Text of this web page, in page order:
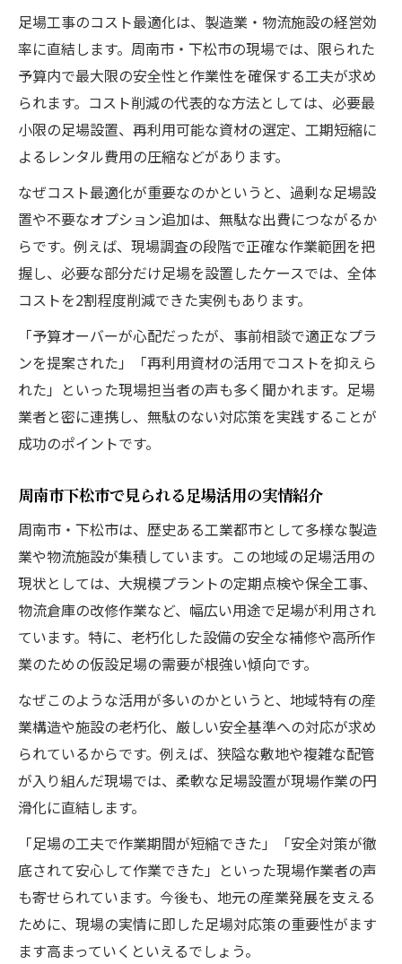
足場工事のコスト最適化は、製造業・物流施設の経営効
率に直結します。周南市・下松市の現場では、限られた
予算内で最大限の安全性と作業性を確保する工夫が求め
られます。コスト削減の代表的な方法としては、必要最
小限の足場設置、再利用可能な資材の選定、工期短縮に
よるレンタル費用の圧縮などがあります。
なぜコスト最適化が重要なのかというと、過剰な足場設
置や不要なオプション追加は、無駄な出費につながるか
らです。例えば、現場調査の段階で正確な作業範囲を把
握し、必要な部分だけ足場を設置したケースでは、全体
コストを2割程度削減できた実例もあります。
「予算オーバーが心配だったが、事前相談で適正なプラ
ンを提案された」「再利用資材の活用でコストを抑えら
れた」といった現場担当者の声も多く聞かれます。足場
業者と密に連携し、無駄のない対応策を実践することが
成功のポイントです。
周南市下松市で見られる足場活用の実情紹介
周南市・下松市は、歴史ある工業都市として多様な製造
業や物流施設が集積しています。この地域の足場活用の
現状としては、大規模プラントの定期点検や保全工事、
物流倉庫の改修作業など、幅広い用途で足場が利用され
ています。特に、老朽化した設備の安全な補修や高所作
業のための仮設足場の需要が根強い傾向です。
なぜこのような活用が多いのかというと、地域特有の産
業構造や施設の老朽化、厳しい安全基準への対応が求め
られているからです。例えば、狭隘な敷地や複雑な配管
が入り組んだ現場では、柔軟な足場設置が現場作業の円
滑化に直結します。
「足場の工夫で作業期間が短縮できた」「安全対策が徹
底されて安心して作業できた」といった現場作業者の声
も寄せられています。今後も、地元の産業発展を支える
ために、現場の実情に即した足場対応策の重要性がます
ます高まっていくといえるでしょう。